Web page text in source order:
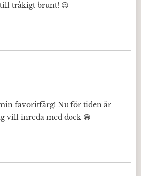
tråkigt brunt! 😉
favoritfärg! Nu för tiden är
vill inreda med dock 😁